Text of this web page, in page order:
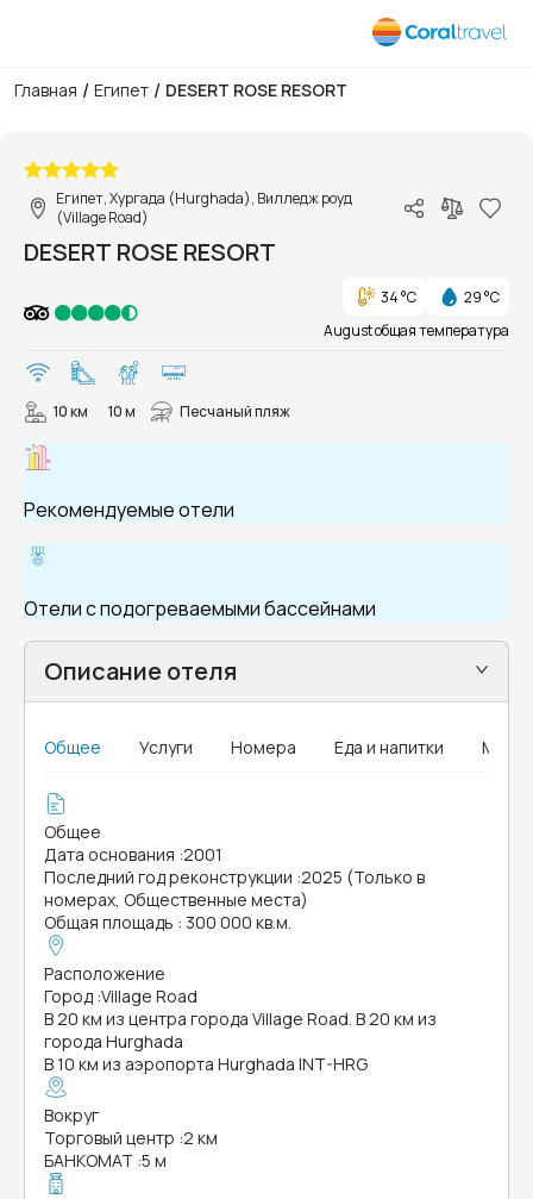
Главная / Египет / DESERT ROSE RESORT
Египет, Хургада (Hurghada), Вилледж роуд
(Village Road)
DESERT ROSE RESORT
34 °C
29 °C
August общая температура
10 км 10 м Песчаный пляж
Рекомендуемые отели
Отели с подогреваемыми бассейнами
Описание отеля
Общее Услуги Номера Еда и напитки MICE
Общее
Дата основания :2001
Последний год реконструкции :2025 (Только в
номерах, Общественные места)
Общая площадь : 300 000 кв.м.
Расположение
Город :Village Road
В 20 км из центра города Village Road. В 20 км из
города Hurghada
В 10 км из аэропорта Hurghada INT-HRG
Вокруг
Торговый центр :2 км
БАНКОМАТ :5 м